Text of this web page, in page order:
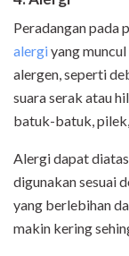
Peradangan pada
alergiyang
alergen, seperti
suara serak atau
batuk-batuk,
Alergi dapat
digunakan sesuai
yang berlebihan
makin kering